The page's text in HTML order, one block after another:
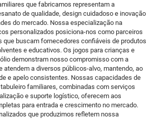
que fabricamos representam a
de qualidade, design cuidadoso e inovação
do mercado. Nossa especialização na
personalizados posiciona-nos como parceiros
que buscam fornecedores confiáveis de produtos
e educativos. Os jogos para crianças e
demonstram nosso compromisso com a
atendem a diversos públicos-alvo, mantendo, ao
e apelo consistentes. Nossas capacidades de
familiares, combinadas com serviços
e suporte logístico, oferecem aos
para entrada e crescimento no mercado.
que produzimos refletem nossa